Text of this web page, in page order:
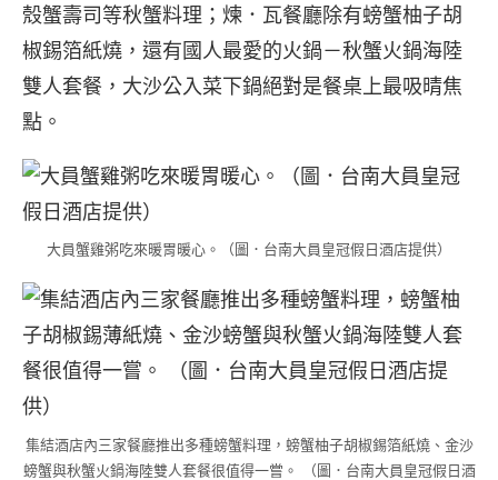
殼蟹壽司等秋蟹料理；煉．瓦餐廳除有螃蟹柚子胡
椒錫箔紙燒，還有國人最愛的火鍋－秋蟹火鍋海陸
雙人套餐，大沙公入菜下鍋絕對是餐桌上最吸晴焦
點。
大員蟹雞粥吃來暖胃暖心。（圖．台南大員皇冠假日酒店提供）
集結酒店內三家餐廳推出多種螃蟹料理，螃蟹柚子胡椒錫箔紙燒、金沙
螃蟹與秋蟹火鍋海陸雙人套餐很值得一嘗。 （圖．台南大員皇冠假日酒